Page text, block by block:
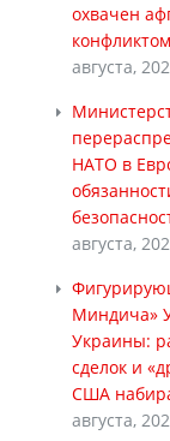
охвачен
августа,
НАТО в
августа,
Миндича»
Украины:
сделок и
США
августа,